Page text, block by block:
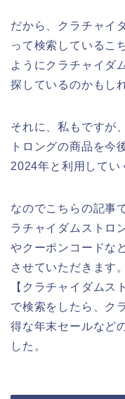
だから、クラチャイ
って検索しているこ
ようにクラチャイダ
探しているのかもし
それに、私もですが
トロングの商品を今
2024年と利用してい
なのでこちらの記事
ラチャイダムストロ
やクーポンコードな
させていただきます
【クラチャイダムス
で検索をしたら、ク
得な年末セールなど
した。